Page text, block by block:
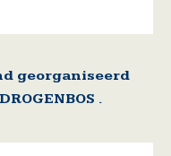
georganiseerd
.